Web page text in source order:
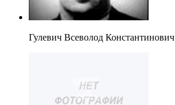
Гулевич Всеволод Константинович